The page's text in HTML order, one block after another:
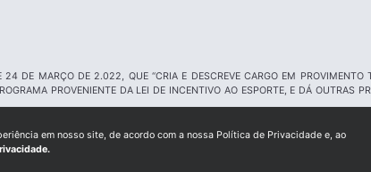
DE MARÇO DE 2.022, QUE “CRIA E DESCREVE CARGO EM PROVIMENTO
PROVENIENTE DA LEI DE INCENTIVO AO ESPORTE, E DÁ OUTRAS
em nosso site, de acordo com a nossa Política de Privacidade e, ao